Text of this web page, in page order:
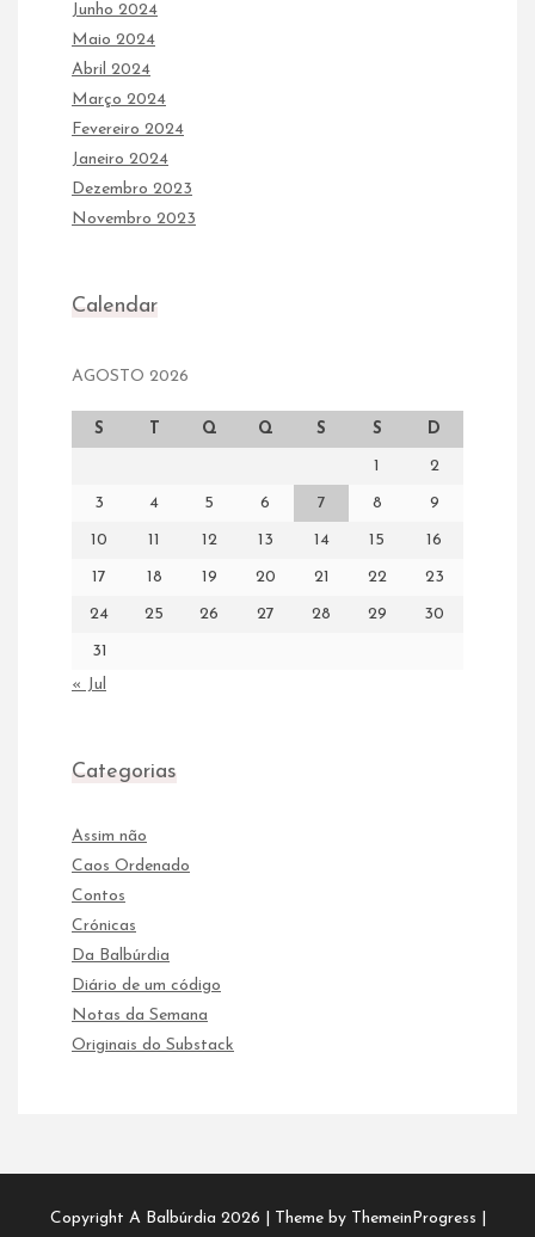
Junho 2024
Maio 2024
Abril 2024
Março 2024
Fevereiro 2024
Janeiro 2024
Dezembro 2023
Novembro 2023
Calendar
AGOSTO 2026
S T Q Q S S D
1 2
3 4 5 6 7 8 9
10 11 12 13 14 15 16
17 18 19 20 21 22 23
24 25 26 27 28 29 30
31
« Jul
Categorias
Assim não
Caos Ordenado
Contos
Crónicas
Da Balbúrdia
Diário de um código
Notas da Semana
Originais do Substack
Copyright A Balbúrdia 2026 | Theme by ThemeinProgress